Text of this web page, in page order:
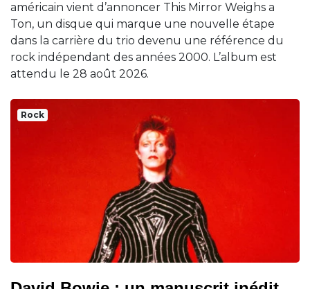
américain vient d’annoncer This Mirror Weighs a
Ton, un disque qui marque une nouvelle étape
dans la carrière du trio devenu une référence du
rock indépendant des années 2000. L’album est
attendu le 28 août 2026.
Rock